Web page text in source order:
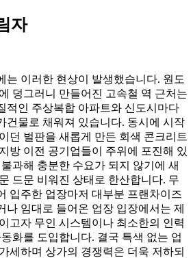
자
는 이러한 현상이 발생했습니다. 원도
덩그러니 만들어진 고속철 역 근처는
적인 주상복합 아파트와 신도시마다
건물로 채워져 있습니다. 동시에 시작
던 벌판을 새롭게 만든 회색 콘크리트
방 이전 공기업들이 주위에 포진해 있
과해 충분한 수요가 되지 않기에 새
드문 비워진 상태로 한산합니다. 무
입주한 업장마저 대부분 프랜차이즈
나 임대로 들어온 업장 입장에서는 제
고자 무인 시스템이나 최소한의 인력
화를 도입합니다. 결국 특색 없는 업
세하며 상가의 경쟁력은 더욱 저하되